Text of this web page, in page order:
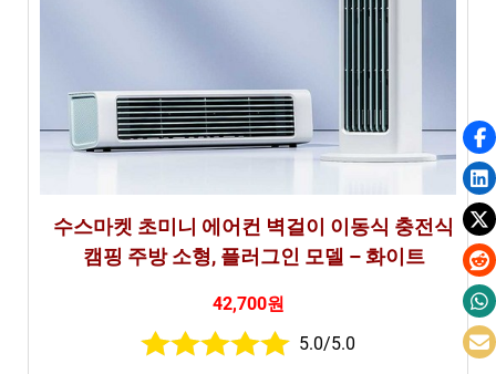
수스마켓 초미니 에어컨 벽걸이 이동식 충전식
캠핑 주방 소형, 플러그인 모델 – 화이트
42,700원
5.0/5.0